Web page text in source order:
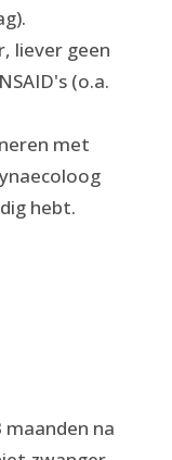
liever geen
(o.a.
met
hebt.
na